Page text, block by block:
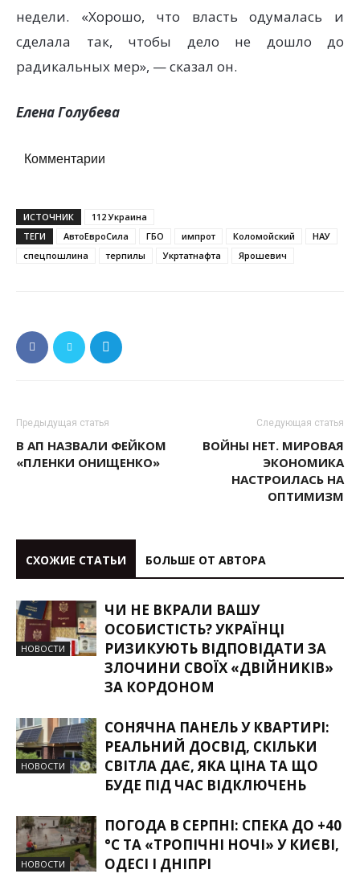
недели. «Хорошо, что власть одумалась и
сделала так, чтобы дело не дошло до
радикальных мер», — сказал он.
Елена Голубева
Комментарии
ИСТОЧНИК
112 Украина
ТЕГИ
АвтоЕвроСила ГБО импрот Коломойский
НАУ
спецпошлина
терпилы Укртатнафта Ярошевич
Предыдущая статья
В АП НАЗВАЛИ ФЕЙКОМ
«ПЛЕНКИ ОНИЩЕНКО»
Следующая статья
ВОЙНЫ НЕТ. МИРОВАЯ
ЭКОНОМИКА
НАСТРОИЛАСЬ НА
ОПТИМИЗМ
СХОЖИЕ СТАТЬИ БОЛЬШЕ ОТ АВТОРА
НОВОСТИ
ЧИ НЕ ВКРАЛИ ВАШУ
ОСОБИСТІСТЬ? УКРАЇНЦІ
РИЗИКУЮТЬ ВІДПОВІДАТИ ЗА
ЗЛОЧИНИ СВОЇХ «ДВІЙНИКІВ»
ЗА КОРДОНОМ
НОВОСТИ
СОНЯЧНА ПАНЕЛЬ У КВАРТИРІ:
РЕАЛЬНИЙ ДОСВІД, СКІЛЬКИ
СВІТЛА ДАЄ, ЯКА ЦІНА ТА ЩО
БУДЕ ПІД ЧАС ВІДКЛЮЧЕНЬ
НОВОСТИ
ПОГОДА В СЕРПНІ: СПЕКА ДО +40
°C ТА «ТРОПІЧНІ НОЧІ» У КИЄВІ,
ОДЕСІ І ДНІПРІ